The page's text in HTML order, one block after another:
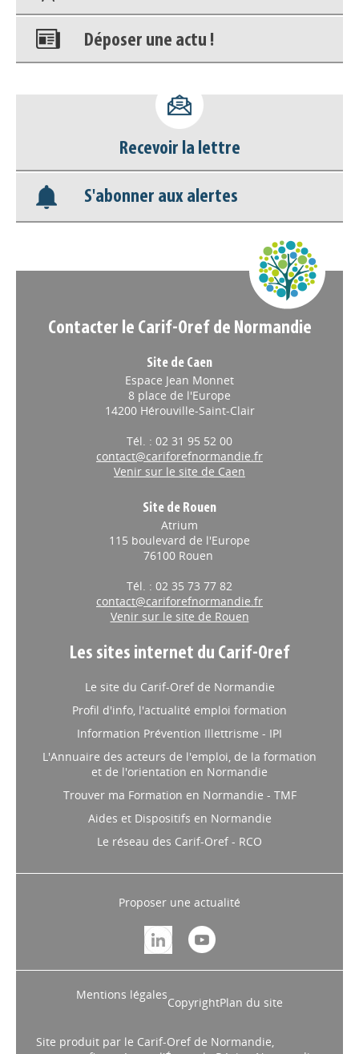
Déposer une actu !
déconnecter)
Base documentaire
Nos veilles Scoop.it
Recevoir la lettre
S'abonner aux alertes
Contacter le Carif-Oref de Normandie
Site de Caen
Espace Jean Monnet
8 place de l'Europe
14200 Hérouville-Saint-Clair
Tél. : 02 31 95 52 00
contact@cariforefnormandie.fr
Venir sur le site de Caen
Site de Rouen
Atrium
115 boulevard de l'Europe
76100 Rouen
Tél. : 02 35 73 77 82
contact@cariforefnormandie.fr
Venir sur le site de Rouen
Les sites internet du Carif-Oref
Le site du Carif-Oref de Normandie
Profil d'info, l'actualité emploi formation
Information Prévention Illettrisme - IPI
L'Annuaire des acteurs de l'emploi, de la formation
et de l'orientation en Normandie
Trouver ma Formation en Normandie - TMF
Aides et Dispositifs en Normandie
Le réseau des Carif-Oref - RCO
Proposer une actualité
Mentions légales
CopyrightPlan du site
Site produit par le Carif-Oref de Normandie,